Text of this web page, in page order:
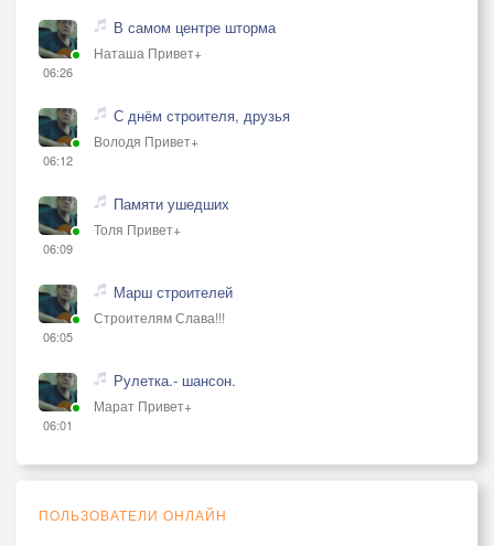
06:26
В самом центре шторма
Наташа Привет+
06:12
С днём строителя, друзья
Володя Привет+
06:09
Памяти ушедших
Толя Привет+
06:05
Марш строителей
Строителям Слава!!!
06:01
Рулетка.- шансон.
Марат Привет+
ПОЛЬЗОВАТЕЛИ ОНЛАЙН